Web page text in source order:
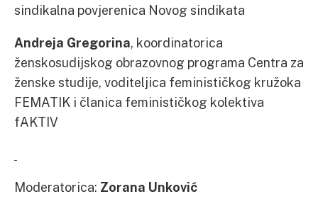
sindikalna povjerenica Novog sindikata
Andreja Gregorina, koordinatorica
ženskosudijskog obrazovnog programa Centra za
ženske studije, voditeljica feminističkog kružoka
FEMATIK i članica feminističkog kolektiva
fAKTIV
Moderatorica: Zorana Unković